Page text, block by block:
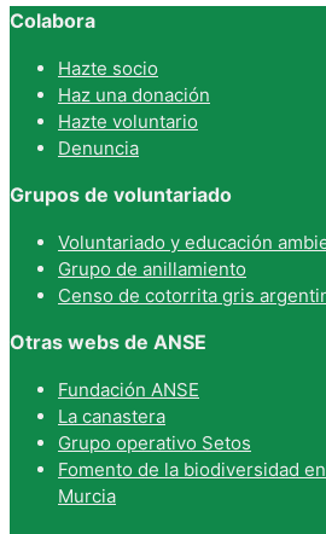
Colabora
Hazte socio
Haz una donación
Hazte voluntario
Denuncia
Grupos de voluntariado
Voluntariado y educación
Grupo de anillamiento
Censo de cotorrita gris
Otras webs de ANSE
Fundación ANSE
La canastera
Grupo operativo Setos
Fomento de la biodiversidad
Murcia